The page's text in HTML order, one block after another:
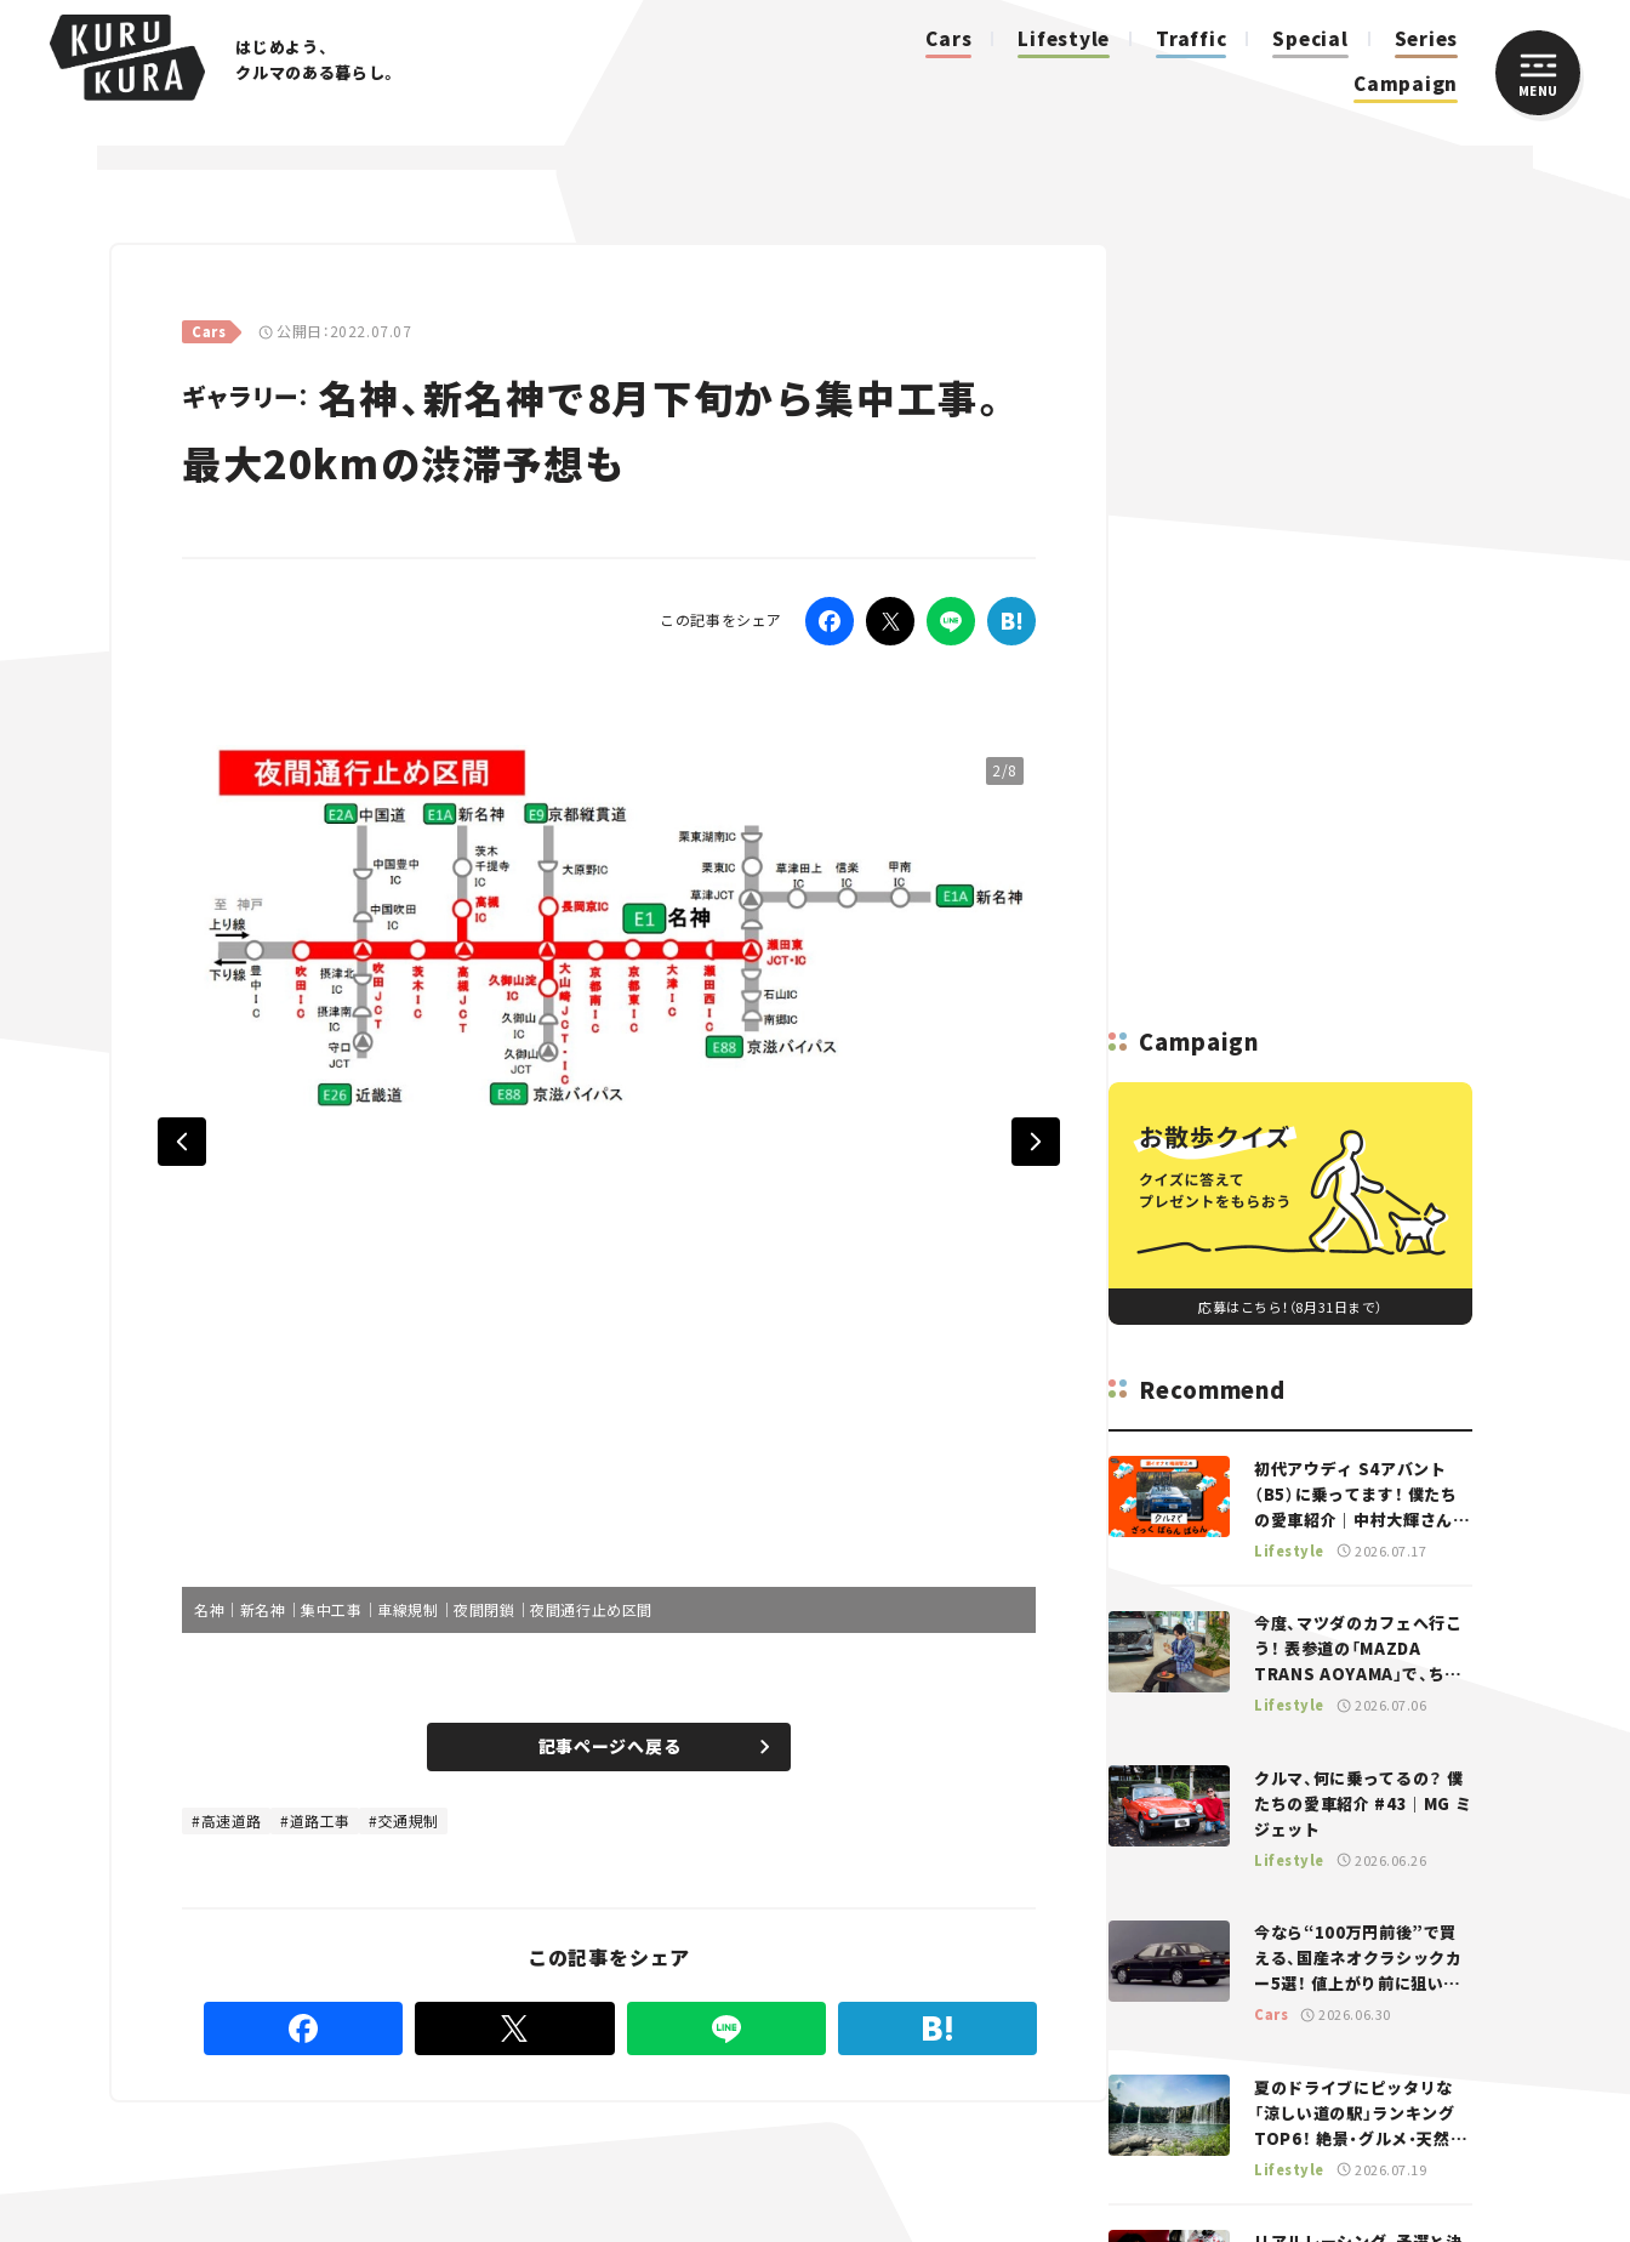
はじめよう、
クルマのある暮らし。
Cars Lifestyle Traffic Special
Series
Campaign
MENU
Cars 公開日：2022.07.07
ギャラリー： 名神、新名神で8月下旬から集中工事。
最大20kmの渋滞予想も
この記事をシェア
2/8
名神｜新名神｜集中工事｜車線規制｜夜間閉鎖｜夜間通行止め区間
4
.
記事ページへ戻る
高速道路 道路工事 交通規制
この記事をシェア
Campaign
応募はこちら！（8月31日まで）
Recommend
初代アウディ S4アバント
（B5）に乗ってます！ 僕たち
の愛車紹介｜中村大輝さん
——瀬イオナと嶋田智之の
Lifestyle 2026.07.17
今度、マツダのカフェへ行こ
う！ 表参道の「MAZDA
TRANS AOYAMA」で、ちょ
っとひと息。——連載｜CCG
Lifestyle 2026.07.06
クルマ、何に乗ってるの？ 僕
たちの愛車紹介 #43｜MG ミ
ジェット
Lifestyle 2026.06.26
今なら“100万円前後”で買
える、国産ネオクラシックカ
ー5選！ 値上がり前に狙いた
い、中古車探しをお手伝い――ち
Cars 2026.06.30
夏のドライブにピッタリな
「涼しい道の駅」ランキング
TOP6！ 絶景・グルメ・天然ク
ーラーなど、避暑におすすめ
Lifestyle 2026.07.19
CLOSE
Traffic
Campaign